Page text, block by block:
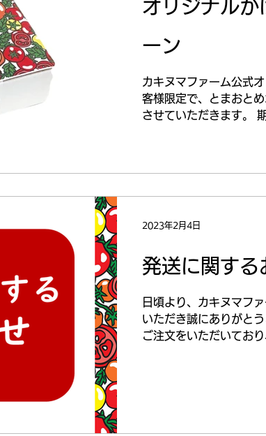
オリジナルか
ーン
カキヌマファーム公式
客様限定で、とまおと
させていただきます。
発送に関する
日頃より、カキヌマフ
いただき誠にありがと
ご注文をいただいてお
2023年2月4日